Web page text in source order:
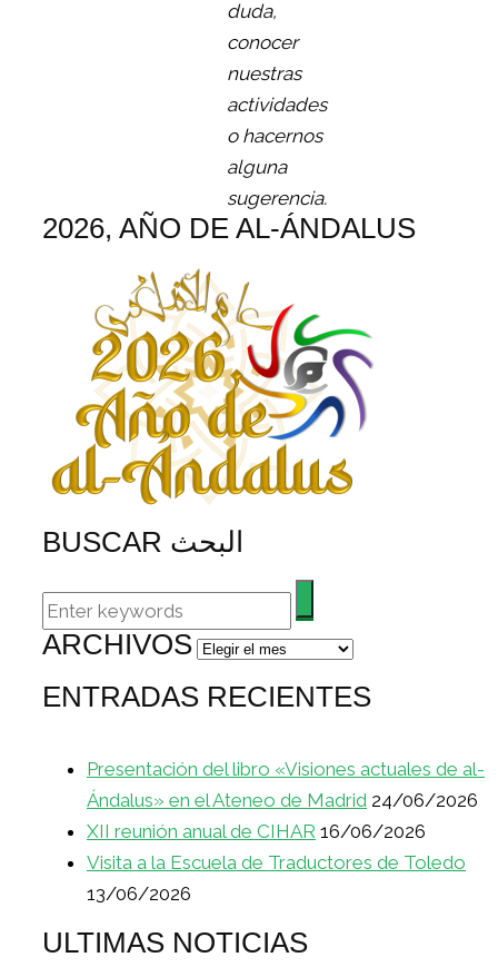
duda,
conocer
nuestras
actividades
o hacernos
alguna
sugerencia.
2026, AÑO DE AL-ÁNDALUS
BUSCAR البحث
ARCHIVOS Archivos
ENTRADAS RECIENTES
Presentación del libro «Visiones actuales de al-
Ándalus» en el Ateneo de Madrid 24/06/2026
XII reunión anual de CIHAR 16/06/2026
Visita a la Escuela de Traductores de Toledo
13/06/2026
ULTIMAS NOTICIAS